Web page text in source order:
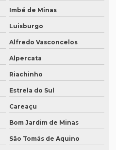
em texto
Imbé de Minas
Luisburgo
Alfredo Vasconcelos
Alpercata
Riachinho
Estrela do Sul
Careaçu
Bom Jardim de Minas
São Tomás de Aquino